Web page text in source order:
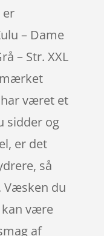
er
– Dame
– Str. XXL
har været et
sidder og
er det
så
Væsken du
kan være
af